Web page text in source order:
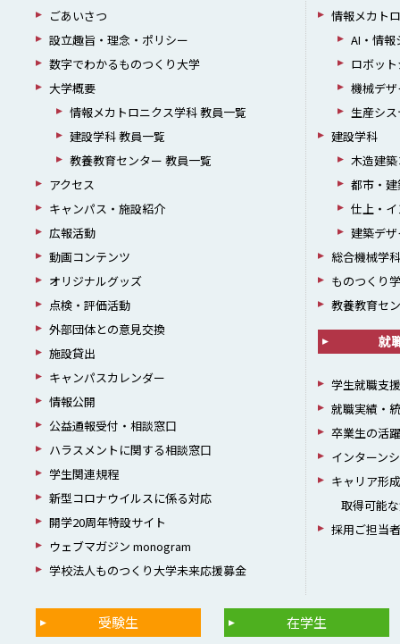
ごあいさつ
設立趣旨・理念・ポリシー
数字でわかるものつくり大学
大学概要
情報メカトロニクス学科 教員一覧
建設学科 教員一覧
教養教育センター 教員一覧
アクセス
キャンパス・施設紹介
広報活動
動画コンテンツ
オリジナルグッズ
点検・評価活動
外部団体との意見交換
施設貸出
キャンパスカレンダー
情報公開
公益通報受付・相談窓口
ハラスメントに関する相談窓口
学生関連規程
新型コロナウイルスに係る対応
開学20周年特設サイト
ウェブマガジン monogram
学校法人ものつくり大学未来応援募金
情報メカト
AI・情
ロボッ
機械デ
生産シ
建設学科
木造建
都市・
仕上・
建築デ
総合機械学科
ものつくり
教養教育セ
就
学生就職支援
就職実績・
卒業生の活躍
インターン
キャリア形成
取得可能な
採用ご担当
受験生 在学生